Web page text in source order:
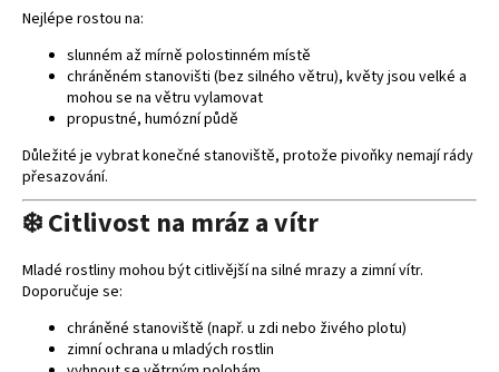
Nejlépe rostou na:
slunném až mírně polostinném místě
chráněném stanovišti (bez silného větru), květy jsou velké a
mohou se na větru vylamovat
propustné, humózní půdě
Důležité je vybrat konečné stanoviště, protože pivoňky nemají rády
přesazování.
❄️ Citlivost na mráz a vítr
Mladé rostliny mohou být citlivější na silné mrazy a zimní vítr.
Doporučuje se:
chráněné stanoviště (např. u zdi nebo živého plotu)
zimní ochrana u mladých rostlin